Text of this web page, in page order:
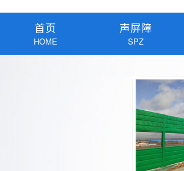
首页
HOME
声屏障
SPZ